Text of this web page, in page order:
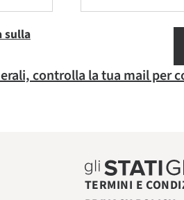
sulla
controlla la tua mail per
TERMINI E